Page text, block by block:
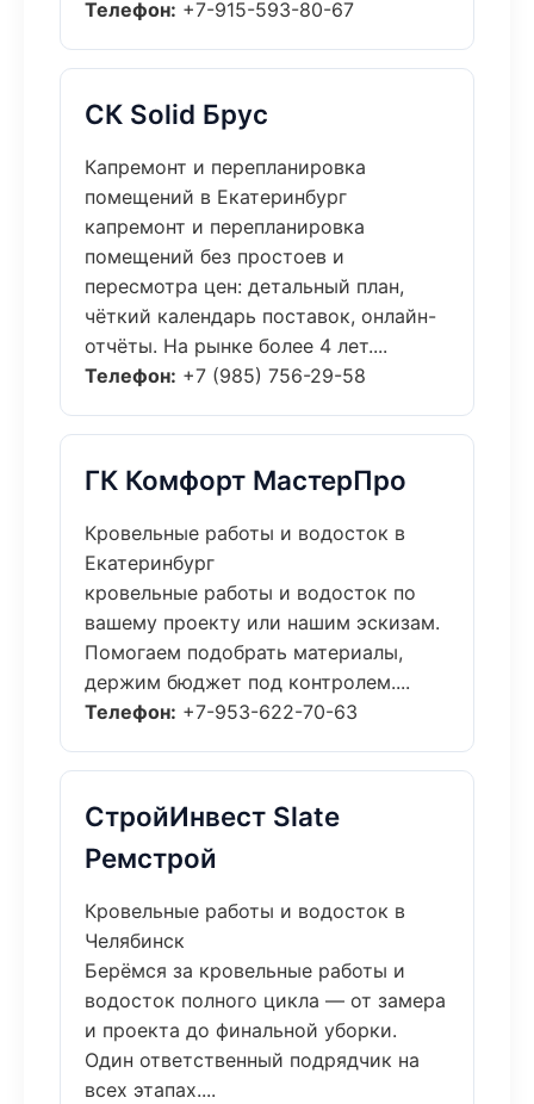
Телефон: +7-915-593-80-67
СК Solid Брус
Капремонт и перепланировка
помещений в Екатеринбург
капремонт и перепланировка
помещений без простоев и
пересмотра цен: детальный план,
чёткий календарь поставок, онлайн-
отчёты. На рынке более 4 лет....
Телефон: +7 (985) 756-29-58
ГК Комфорт МастерПро
Кровельные работы и водосток в
Екатеринбург
кровельные работы и водосток по
вашему проекту или нашим эскизам.
Помогаем подобрать материалы,
держим бюджет под контролем....
Телефон: +7-953-622-70-63
СтройИнвест Slate
Ремстрой
Кровельные работы и водосток в
Челябинск
Берёмся за кровельные работы и
водосток полного цикла — от замера
и проекта до финальной уборки.
Один ответственный подрядчик на
всех этапах....